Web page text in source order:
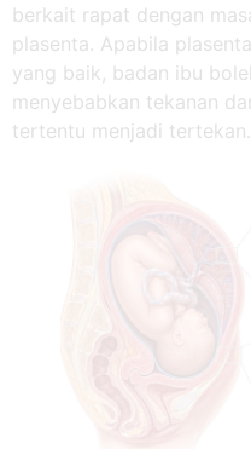
berkait rapat dengan
plasenta. Apabila
yang baik, badan ibu
menyebabkan tekanan
tertentu menjadi tertekan.